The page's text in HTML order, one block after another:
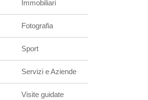
Immobiliari
Fotografia
Sport
Servizi e Aziende
Visite guidate